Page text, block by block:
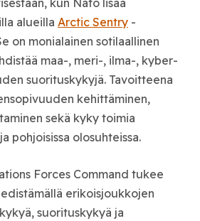
alueilla Arctic Sentry-
on monialainen sotilaallinen
maa-, meri-, ilma-, kyber-
suorituskykyjä. Tavoitteena
kehittäminen,
sekä kyky toimia
pohjoisissa olosuhteissa.
Forces Command tukee
erikoisjoukkojen
suorituskykyä ja